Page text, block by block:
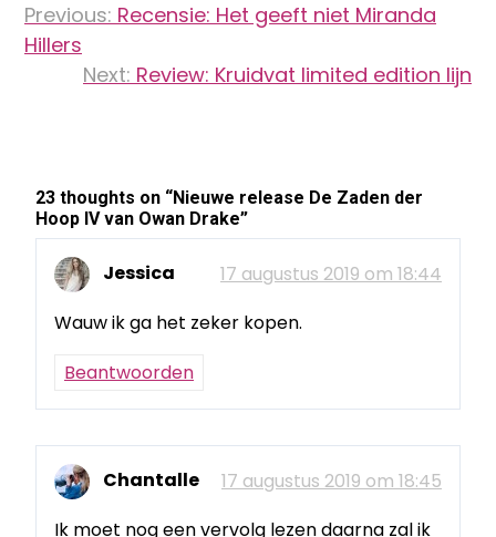
navigatie
Previous: Recensie: Het geeft niet Miranda
Hillers
Next: Review: Kruidvat limited edition lijn
23 thoughts on “Nieuwe release De Zaden der
Hoop IV van Owan Drake”
Jessica
17 augustus 2019 om 18:44
Wauw ik ga het zeker kopen.
Beantwoorden
Chantalle
17 augustus 2019 om 18:45
Ik moet nog een vervolg lezen daarna zal ik